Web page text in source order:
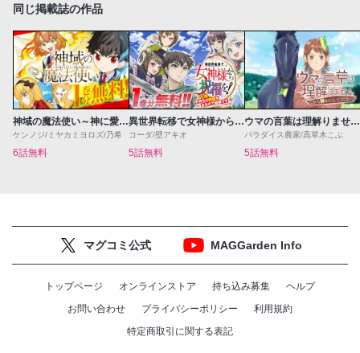
同じ掲載誌の作品
神域の魔法使い～神に愛された落第生は魔法学院へ通う～
ケンノジ/ミヤカミヨロズ/乃希
6話無料
異世界転移で女神様から祝福を！～いえ、手持ちの異能があるので結構です～@COMIC
コーダ/壁アキオ
5話無料
ウマの言葉は理解りませんだから静かにしてください！
パラダイス農家/高草木こぶ
5話無料
マグコミ公式 MAGGarden Info
トップページ オンラインストア 持ち込み募集
ヘルプ
お問い合わせ
プライバシーポリシー
利用規約
特定商取引に関する表記